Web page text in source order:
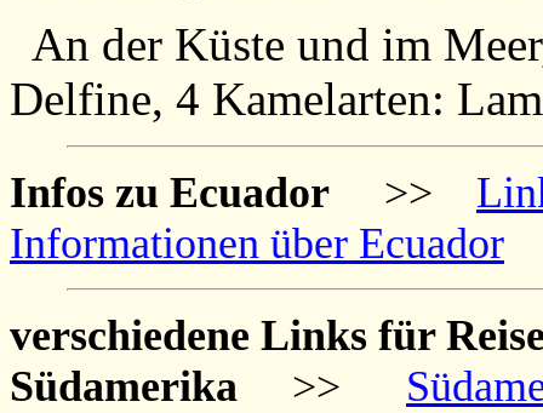
An der Küste und im
Delfine, 4 Kamelarten:
Infos zu Ecuador >>
Informationen über Ecuador
verschiedene Links für
Südamerika >>